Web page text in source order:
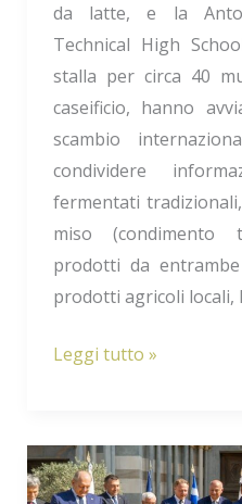
da latte, e la
Technical High
stalla per circa 40
caseificio, hanno
scambio
condividere
fermentati
miso (condimento
prodotti da
prodotti agricoli locali,
Leggi tutto »
Il
Giappone